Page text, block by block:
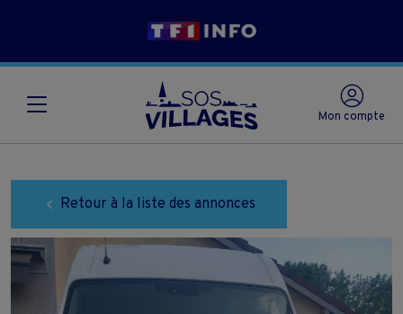
Mon compte
Retour à la liste des annonces